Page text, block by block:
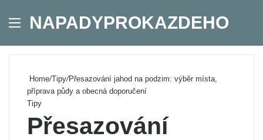
Menu
NAPADYPROKAZDEHO
Home/Tipy/Přesazování jahod na podzim: výběr místa,
příprava půdy a obecná doporučení
Tipy
Přesazování